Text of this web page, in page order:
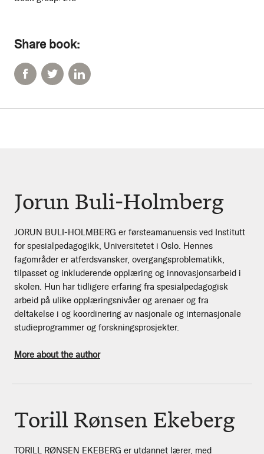
Share book:
Jorun Buli-Holmberg
JORUN BULI-HOLMBERG er førsteamanuensis ved Institutt
for spesialpedagogikk, Universitetet i Oslo. Hennes
fagområder er atferdsvansker, overgangsproblematikk,
tilpasset og inkluderende opplæring og innovasjonsarbeid i
skolen. Hun har tidligere erfaring fra spesialpedagogisk
arbeid på ulike opplæringsnivåer og arenaer og fra
deltakelse i og koordinering av nasjonale og internasjonale
studieprogrammer og forskningsprosjekter.
More about the author
Torill Rønsen Ekeberg
TORILL RØNSEN EKEBERG er utdannet lærer, med